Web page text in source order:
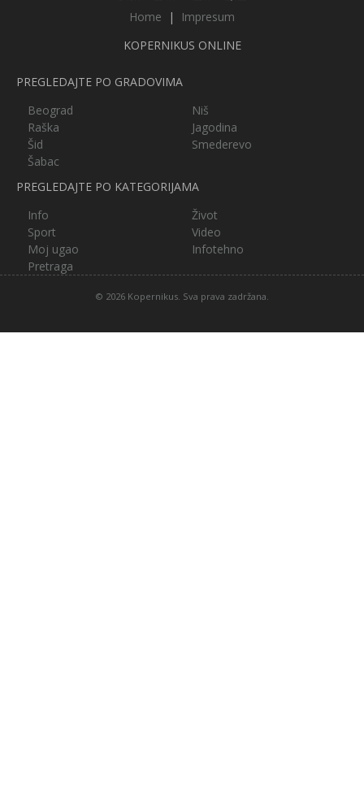
Home |
Impresum
KOPERNIKUS ONLINE
PREGLEDAJTE PO GRADOVIMA
Beograd
Niš
Raška
Jagodina
Šid
Smederevo
Šabac
PREGLEDAJTE PO KATEGORIJAMA
Info
Život
Sport
Video
Moj ugao
Infotehno
Pretraga
© 2026 Kopernikus. Sva prava zadržana.